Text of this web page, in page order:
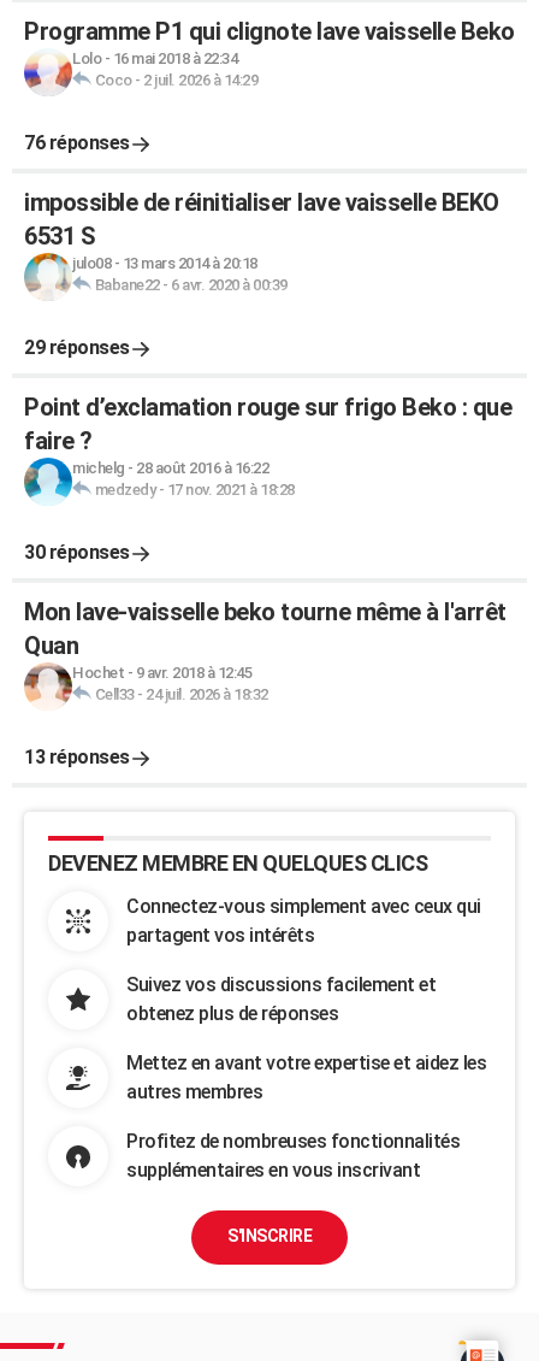
Programme P1 qui clignote lave vaisselle Beko
Lolo- 16 mai 2018 à 22:34
Coco- 2 juil. 2026 à 14:29
76 réponses
impossible de réinitialiser lave vaisselle BEKO
6531 S
julo08- 13 mars 2014 à 20:18
Babane22- 6 avr. 2020 à 00:39
29 réponses
Point d’exclamation rouge sur frigo Beko : que
faire ?
michelg - 28 août 2016 à 16:22
medzedy- 17 nov. 2021 à 18:28
30 réponses
Mon lave-vaisselle beko tourne même à l'arrêt
Quan
Hochet - 9 avr. 2018 à 12:45
Cell33- 24 juil. 2026 à 18:32
13 réponses
DEVENEZ MEMBRE EN QUELQUES CLICS
Connectez-vous simplement avec ceux qui
partagent vos intérêts
Suivez vos discussions facilement et
obtenez plus de réponses
Mettez en avant votre expertise et aidez les
autres membres
Profitez de nombreuses fonctionnalités
supplémentaires en vous inscrivant
S'INSCRIRE